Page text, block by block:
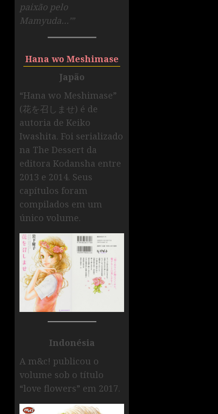
paixão pelo
Mamyuda…’”
Hana wo Meshimase
Japão
“Hana wo Meshimase”
(花を召しませ) é de
autoria de Keiko
Iwashita. Foi serializado
na The Dessert da
editora Kodansha entre
2013 e 2014. Seus
capítulos foram
compilados em um
único volume.
Indonésia
A m&c! publicou o
volume sob o título
“love flowers” em 2017.